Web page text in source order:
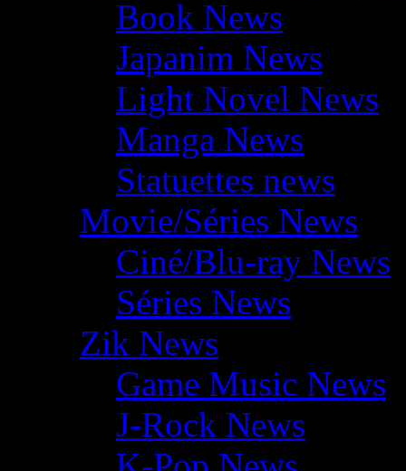
Book News
Japanim News
Light Novel News
Manga News
Statuettes news
Movie/Séries News
Ciné/Blu-ray News
Séries News
Zik News
Game Music News
J-Rock News